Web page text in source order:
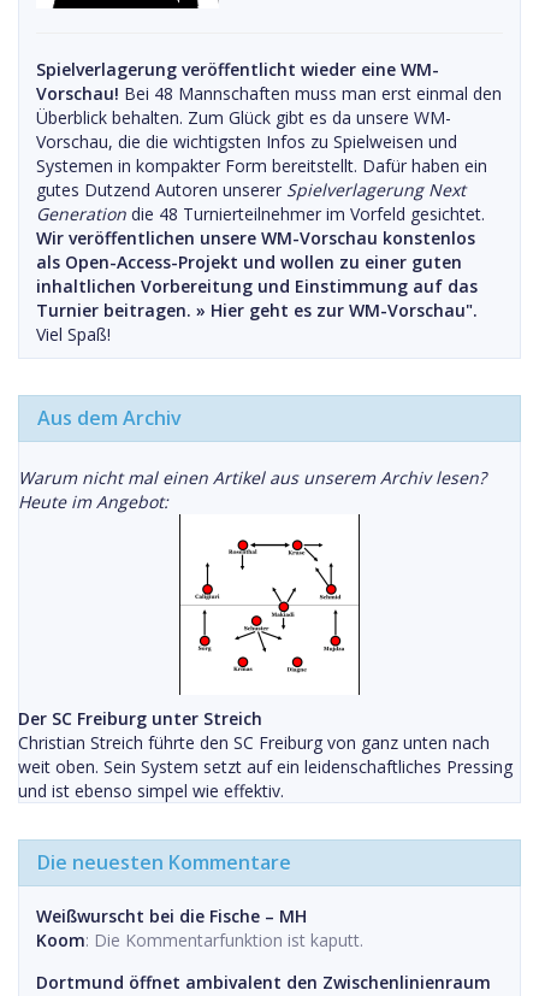
Spielverlagerung veröffentlicht wieder eine WM-
Vorschau! Bei 48 Mannschaften muss man erst einmal den
Überblick behalten. Zum Glück gibt es da unsere WM-
Vorschau, die die wichtigsten Infos zu Spielweisen und
Systemen in kompakter Form bereitstellt. Dafür haben ein
gutes Dutzend Autoren unserer Spielverlagerung Next
Generation die 48 Turnierteilnehmer im Vorfeld gesichtet.
Wir veröffentlichen unsere WM-Vorschau konstenlos
als Open-Access-Projekt und wollen zu einer guten
inhaltlichen Vorbereitung und Einstimmung auf das
Turnier beitragen. » Hier geht es zur WM-Vorschau".
Viel Spaß!
Aus dem Archiv
Warum nicht mal einen Artikel aus unserem Archiv lesen?
Heute im Angebot:
Der SC Freiburg unter Streich
Christian Streich führte den SC Freiburg von ganz unten nach
weit oben. Sein System setzt auf ein leidenschaftliches Pressing
und ist ebenso simpel wie effektiv.
Die neuesten Kommentare
Weißwurscht bei die Fische – MH
Koom: Die Kommentarfunktion ist kaputt.
Dortmund öffnet ambivalent den Zwischenlinienraum